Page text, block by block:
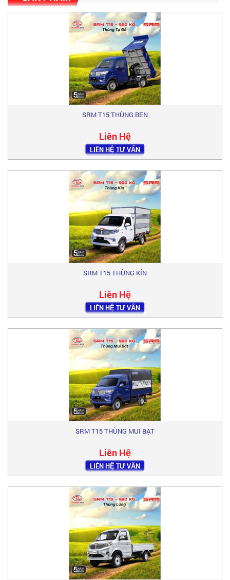
SRM T15 THÙNG BEN
Liên Hệ
LIÊN HỆ TƯ VẤN
SRM T15 THÙNG KÍN
Liên Hệ
LIÊN HỆ TƯ VẤN
SRM T15 THÙNG MUI BẠT
Liên Hệ
LIÊN HỆ TƯ VẤN